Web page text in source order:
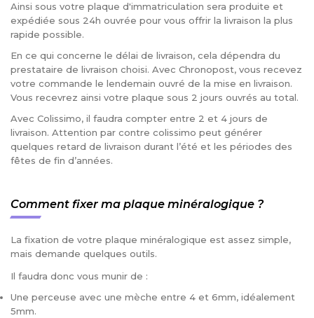
Ainsi sous votre plaque d'immatriculation sera produite et
expédiée sous 24h ouvrée pour vous offrir la livraison la plus
rapide possible.
En ce qui concerne le délai de livraison, cela dépendra du
prestataire de livraison choisi. Avec Chronopost, vous recevez
votre commande le lendemain ouvré de la mise en livraison.
Vous recevrez ainsi votre plaque sous 2 jours ouvrés au total.
Avec Colissimo, il faudra compter entre 2 et 4 jours de
livraison. Attention par contre colissimo peut générer
quelques retard de livraison durant l’été et les périodes des
fêtes de fin d’années.
Comment fixer ma plaque minéralogique ?
La fixation de votre plaque minéralogique est assez simple,
mais demande quelques outils.
Il faudra donc vous munir de :
Une perceuse avec une mèche entre 4 et 6mm, idéalement
5mm.